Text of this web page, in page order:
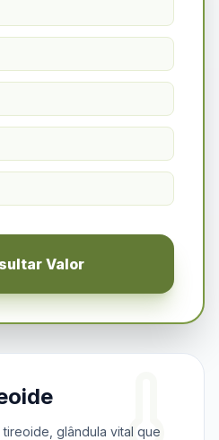
Valor
glândula vital que